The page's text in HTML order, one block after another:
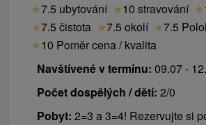
★7.5 ubytování ★10 stravování ★
★7.5 čistota ★7.5 okolí ★7.5
★10 Poměr cena / kvalita
Navštívené v termínu: 09.07 -
Počet dospělých / dětí: 2/0
Pobyt: 2=3 a 3=4! Rezervujte si